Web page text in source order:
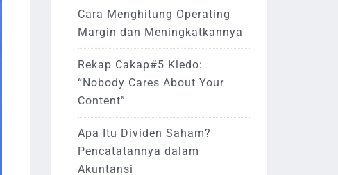
Cara Menghitung Operating
Margin dan Meningkatkannya
Rekap Cakap#5 Kledo:
“Nobody Cares About Your
Content”
Apa Itu Dividen Saham?
Pencatatannya dalam
Akuntansi